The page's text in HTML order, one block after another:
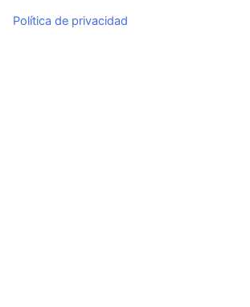
Política de privacidad